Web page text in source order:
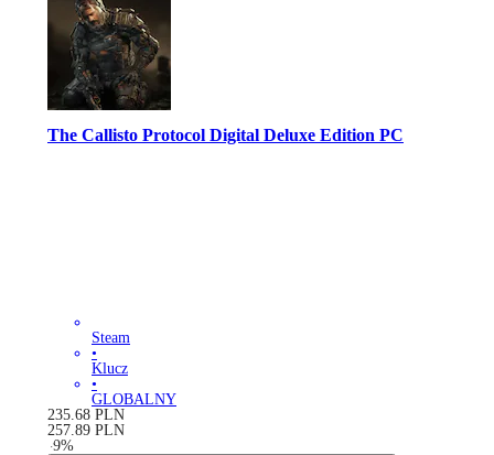
The Callisto Protocol Digital Deluxe Edition PC
Steam
•
Klucz
•
GLOBALNY
235.68 PLN
257.89 PLN
-9%